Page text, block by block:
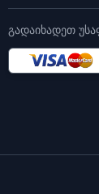
გადაიხადეთ